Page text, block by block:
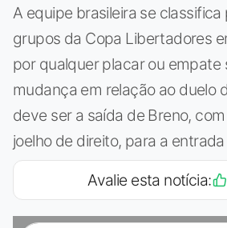
A equipe brasileira se
grupos da Copa Libertadores
por qualquer placar ou empate
mudança em relação ao duelo
deve ser a saída de Breno,
joelho de direito, para a
Avalie esta notícia: